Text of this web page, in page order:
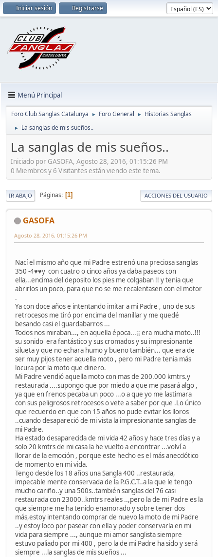
Iniciar sesión Registrarse
Menú Principal
Foro Club Sanglas Catalunya ► Foro General ► Historias Sanglas
► La sanglas de mis sueños..
La sanglas de mis sueños..
Iniciado por GASOFA, Agosto 28, 2016, 01:15:26 PM
0 Miembros y 6 Visitantes están viendo este tema.
IR ABAJO Páginas 1 ACCIONES DEL USUARIO
GASOFA
Agosto 28, 2016, 01:15:26 PM
Nací el mismo año que mi Padre estrenó una preciosa sanglas
350 -4♥♥y con cuatro o cinco años ya daba paseos con
ella,..encima del deposito los pies me colgaban !! y tenia que
abrirlos un poco, para que no se me recalentasen con el motor
.
Ya con doce años e intentando imitar a mi Padre , uno de sus
retrocesos me tiró por encima del manillar y me quedé
besando casi el guardabarros ...
Todos nos miraban..., en aquella época...¡¡ era mucha moto..!!!
su sonido era fantástico y sus cromados y su impresionante
silueta y que no echara humo y bueno también... que era de
ser muy pijos tener aquella moto , pero mi Padre tenia más
locura por la moto que dinero.
Mi Padre vendió aquella moto con mas de 200.000 kmtrs.y
restaurada ....supongo que por miedo a que me pasará algo ,
ya que en frenos pecaba un poco ...o a que yo me lastimara
con sus peligrosos retrocesos o vete a saber por que .Lo único
que recuerdo en que con 15 años no pude evitar los lloros
..cuando desapareció de mi vista la impresionante sanglas de
mi Padre.
Ha estado desaparecida de mi vida 42 años y hace tres días y a
solo 20 kmtrs de mi casa la he vuelto a encontrar ...volví a
llorar de la emoción , porque este hecho es el más anecdótico
de momento en mi vida.
Tengo desde los 18 años una Sangla 400 ..restaurada,
impecable mente conservada de la P.G.C.T..a la que le tengo
mucho cariño..y una 500s..también sanglas del 76 casi
restaurada con 23000..kmtrs reales ..,pero la de mi Padre es la
que siempre me ha tenido enamorado y sobre tener dos
más,estoy intentando comprar de nuevo la moto de mi Padre
..y estoy loco por pasear con ella y poder conservarla en mi
vida para siempre ..., aunque mi amor sanglista siempre
estuvo paliado por mi 400 , pero la de mi Padre ha sido y será
siempre ...la sanglas de mis sueños ...